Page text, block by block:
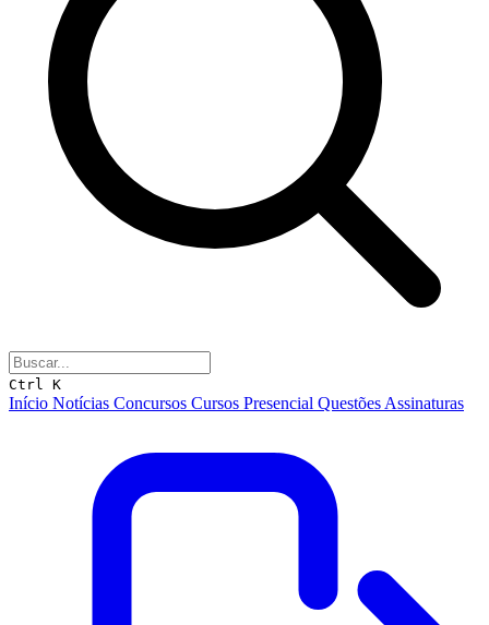
Ctrl K
Início Notícias Concursos Cursos Presencial Questões Assinaturas